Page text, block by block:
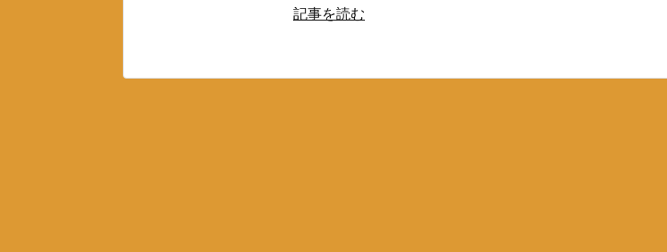
記事を読む